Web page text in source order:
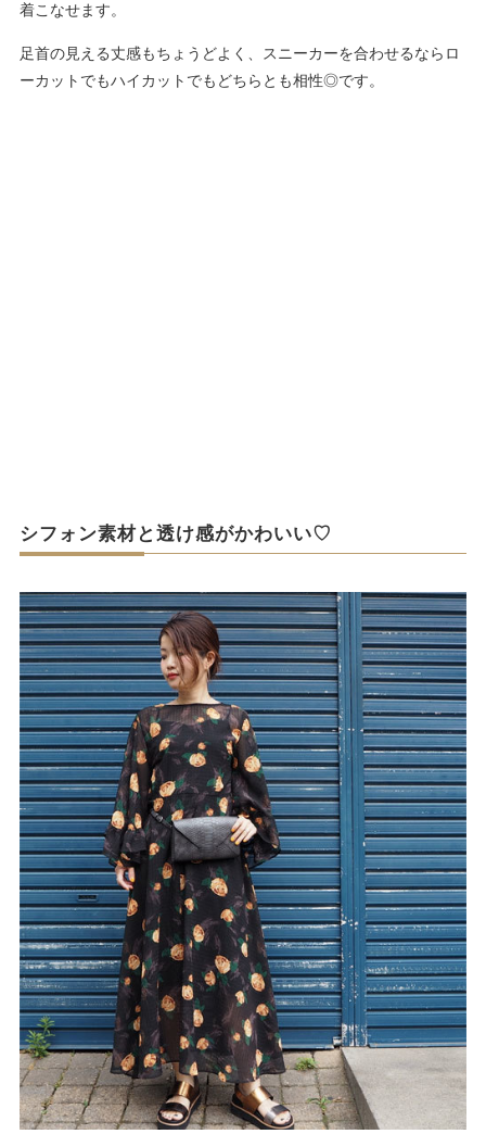
着こなせます。
足首の見える丈感もちょうどよく、スニーカーを合わせるならロ
ーカットでもハイカットでもどちらとも相性◎です。
シフォン素材と透け感がかわいい♡